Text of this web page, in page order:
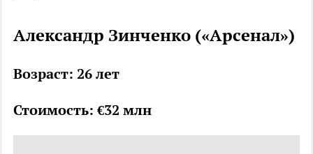
Александр Зинченко («Арсенал»)
Возраст: 26 лет
Стоимость: €32 млн